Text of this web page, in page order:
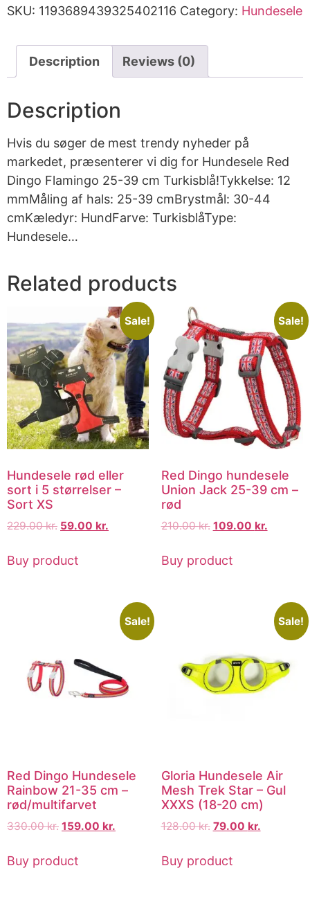
SKU: 1193689439325402116 Category: Hundesele
Description Reviews (0)
Description
Hvis du søger de mest trendy nyheder på
markedet, præsenterer vi dig for Hundesele Red
Dingo Flamingo 25-39 cm Turkisblå!Tykkelse: 12
mmMåling af hals: 25-39 cmBrystmål: 30-44
cmKæledyr: HundFarve: TurkisblåType:
Hundesele…
Related products
Sale!
Hundesele rød eller
sort i 5 størrelser –
Sort XS
229.00kr. 59.00 kr.
Buy product
Sale!
Red Dingo hundesele
Union Jack 25-39 cm –
rød
210.00kr. 109.00 kr.
Buy product
Sale!
Red Dingo Hundesele
Rainbow 21-35 cm –
rød/multifarvet
330.00kr. 159.00 kr.
Buy product
Sale!
Gloria Hundesele Air
Mesh Trek Star – Gul
XXXS (18-20 cm)
128.00kr. 79.00 kr.
Buy product